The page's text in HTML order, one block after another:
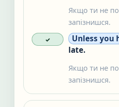
Якщо ти не
запізнишся.
✓ Unless you
late.
Якщо ти не
запізнишся.